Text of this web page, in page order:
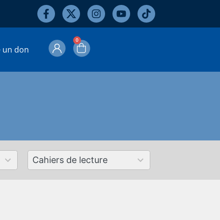
un don
0
50
results